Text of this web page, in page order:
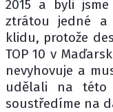
2015 a byli
ztrátou jedné a
klidu, protože
TOP 10 v
nevyhovuje a
udělali na
soustředíme na